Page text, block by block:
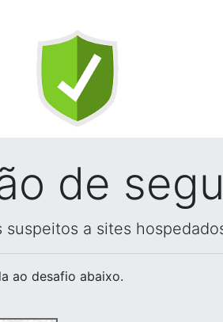
de
a sites
ao desafio abaixo.